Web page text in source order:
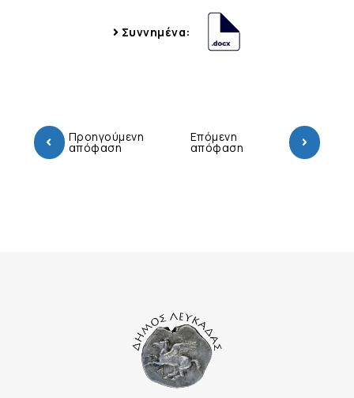
Συννημένα:
Προηγούμενη
απόφαση
Επόμενη
απόφαση